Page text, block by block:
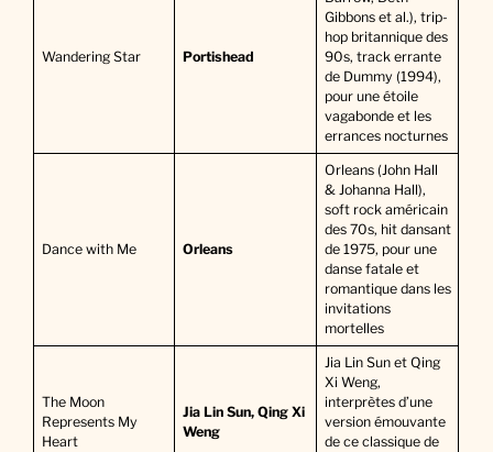
Wandering Star Portishead
Gibbons et al.), trip-
hop britannique des
90s, track errante
de Dummy (1994),
pour une étoile
vagabonde et les
errances nocturnes
Dance with Me Orleans
Orleans (John Hall
& Johanna Hall),
soft rock américain
des 70s, hit dansant
de 1975, pour une
danse fatale et
romantique dans les
invitations
mortelles
The Moon
Represents My
Heart
Jia Lin Sun, Qing Xi
Weng
Jia Lin Sun et Qing
Xi Weng,
interprètes d’une
version émouvante
de ce classique de